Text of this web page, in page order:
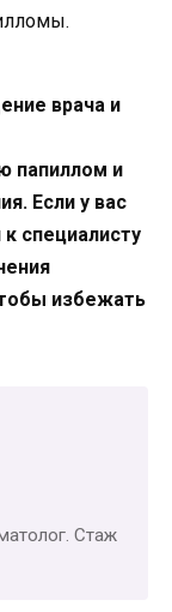
врача и
папиллом и
Если у вас
специалисту
избежать
Стаж